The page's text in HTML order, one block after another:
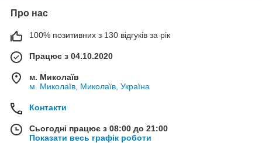
обробітку грунту може комплектуватися такими робочими
долотоподібні наконечник,
«Гусяча лапа».
Культиватор суцільної може за один прохід виконати
відразу кілька процесів:
мульчування,
Про нас
100% позитивних з 130 відгуків за рік
Працює з 04.10.2020
м. Миколаїв
м. Миколаїв, Миколаїв, Україна
Контакти
Сьогодні працює з 08:00 до 21:00
Показати весь графік роботи